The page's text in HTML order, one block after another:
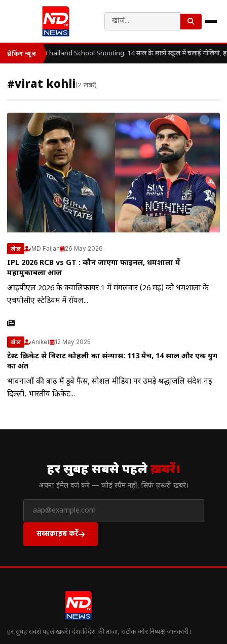
ब्रेकिंग न्यूज़ Thailand School Shooting: 14 साल के छात्र ने स्कूल में चलाई गोलियां,
#virat kohli(2 खबरें)
खेल MD Faijan 26 May 2026
IPL 2026 RCB vs GT : कौन जाएगा फाइनल, धर्मशाला में
महामुकाबला आज
आईपीएल 2026 के क्वालिफायर 1 में मंगलवार (26 मई) को धर्मशाला के
एचपीसीए स्टेडियम में रॉयल...
खेल Aniket 12 May 2025
टेस्ट क्रिकेट से विराट कोहली का संन्यास: 113 मैच, 14 साल और एक युग
का अंत
भावनाओं की बाढ़ में डूबे फैंस, सोशल मीडिया पर उमड़े श्रद्धांजलि संदेश नई
दिल्ली, भारतीय क्रिकेट...
हर सुबह सबसे पहलेख़बरें।
अपना ईमेल दर्ज करें — कोई स्पैम नहीं, सिर्फ ज़रूरी खबरें।
सब्सक्राइब करें
हर सुबह सबसे पहले खबरें। देश-विदेश की ताज़ा, सटीक और निष्पक्ष जानकारी।